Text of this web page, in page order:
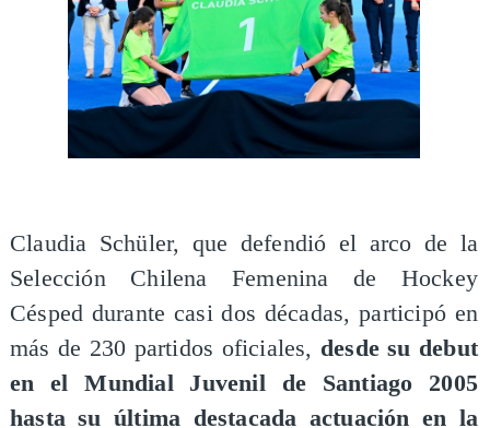
Claudia Schüler, que defendió el arco de la
Selección Chilena Femenina de Hockey
Césped durante casi dos décadas, participó en
más de 230 partidos oficiales, desde su debut
en el Mundial Juvenil de Santiago 2005
hasta su última destacada actuación en la